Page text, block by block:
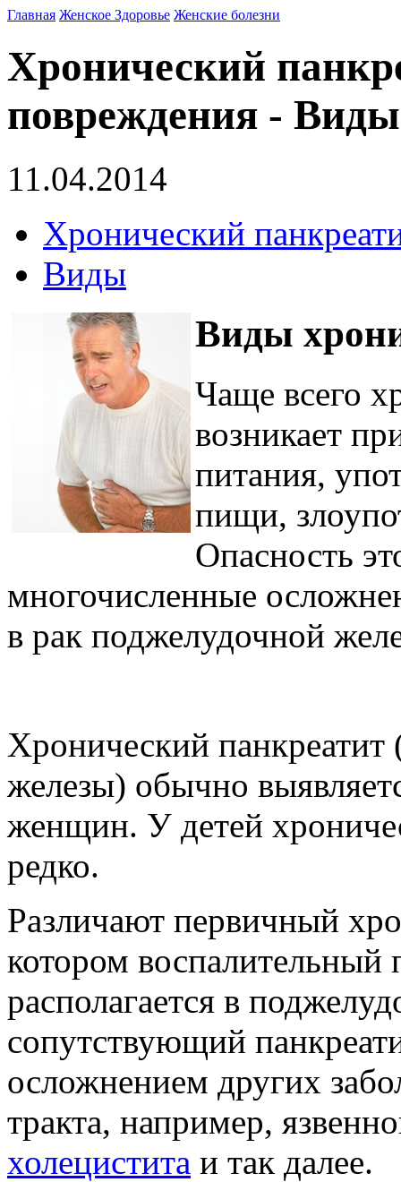
Главная Женское Здоровье Женские болезни
Хронический
повреждения - Виды
11.04.2014
Хронический
Виды
Виды
Чаще всего
возникает
питания,
пищи,
Опасность
многочисленные
в рак поджелудочной
Хронический
железы) обычно
женщин. У детей
редко.
Различают первичный
котором воспалительный
располагается в
сопутствующий
осложнением других
тракта, например,
холецистита и так далее.